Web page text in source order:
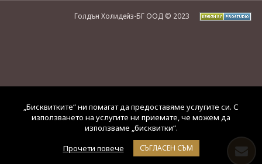
Голдън Холидейз-БГ ООД © 2023
„Бисквитките“ ни помагат да предоставяме услугите си. С
използването на услугите ни приемате, че можем да
използваме „бисквитки“.
Прочети повече
СЪГЛАСЕН СЪМ